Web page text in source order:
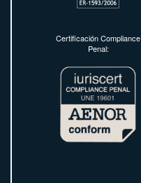
Certificación Compliance
Penal: